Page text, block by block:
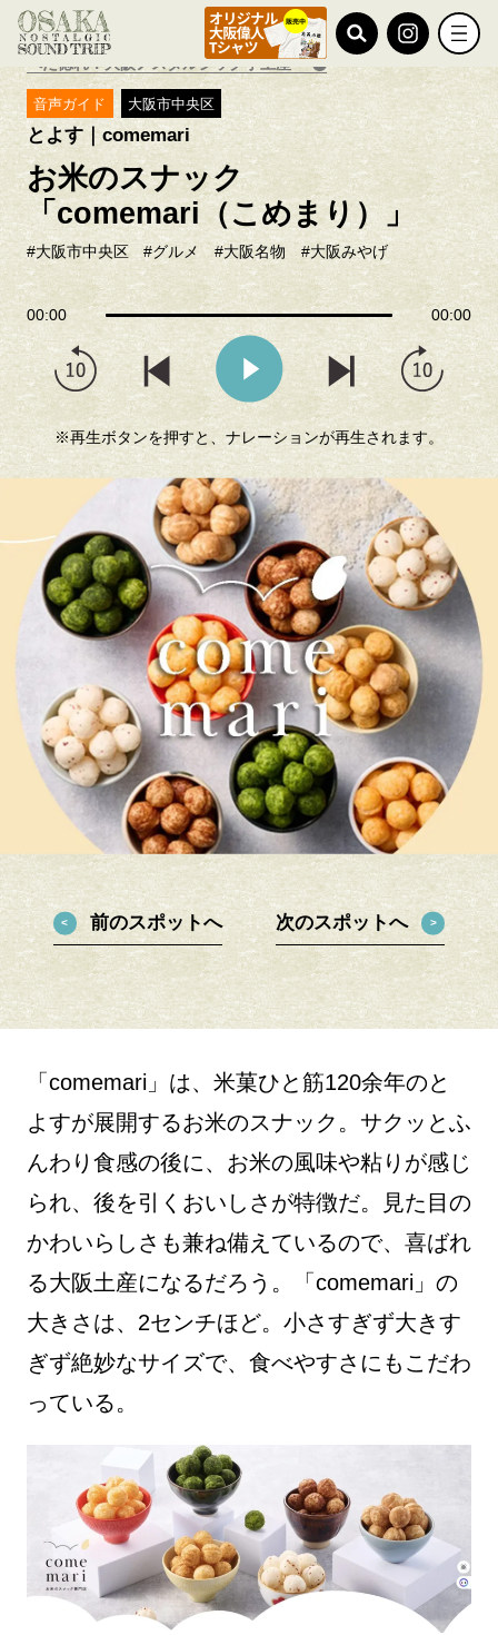
TOP とよす｜comemari
べた惚れ！大阪ノスタルジック手土産
音声ガイド 大阪市中央区
とよす｜comemari
お米のスナック
「comemari（こめまり）」
#大阪市中央区 #グルメ #大阪名物 #大阪みやげ
00:00 00:00
※再生ボタンを押すと、ナレーションが再生されます。
前のスポットへ 次のスポットへ
「comemari」は、米菓ひと筋120余年のと
よすが展開するお米のスナック。サクッとふ
んわり食感の後に、お米の風味や粘りが感じ
られ、後を引くおいしさが特徴だ。見た目の
かわいらしさも兼ね備えているので、喜ばれ
る大阪土産になるだろう。「comemari」の
大きさは、2センチほど。小さすぎず大きす
ぎず絶妙なサイズで、食べやすさにもこだわ
っている。